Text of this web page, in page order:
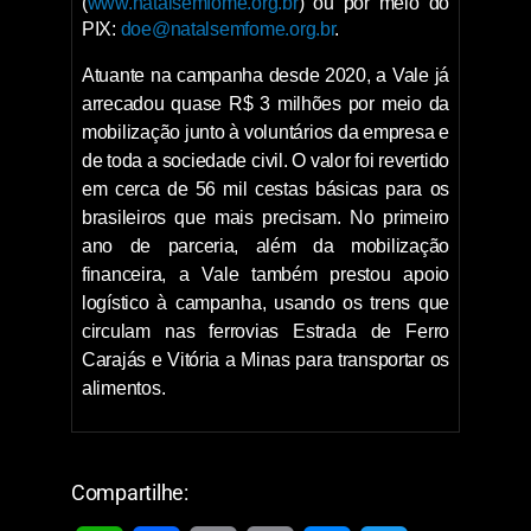
PIX: doe@natalsemfome.org.br.
Atuante na campanha desde 2020, a Vale já
arrecadou quase R$ 3 milhões por meio da
mobilização junto à voluntários da empresa e
de toda a sociedade civil. O valor foi revertido
em cerca de 56 mil cestas básicas para os
brasileiros que mais precisam. No primeiro
ano de parceria, além da mobilização
financeira, a Vale também prestou apoio
logístico à campanha, usando os trens que
circulam nas ferrovias Estrada de Ferro
Carajás e Vitória a Minas para transportar os
alimentos.
Compartilhe: